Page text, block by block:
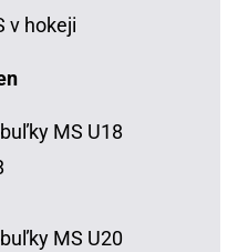
v hokeji
MS U18
MS U20